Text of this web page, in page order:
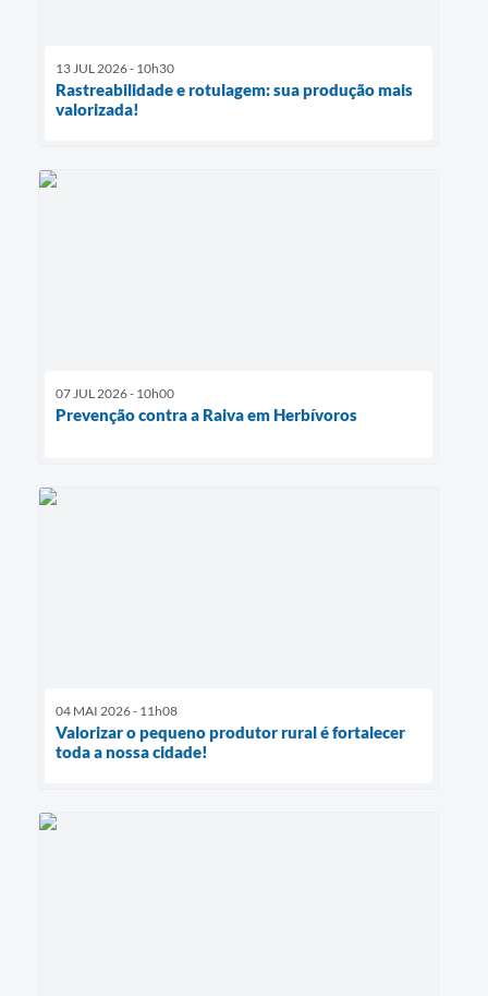
13 JUL 2026 - 10h30
Rastreabilidade e rotulagem: sua produção mais
valorizada!
07 JUL 2026 - 10h00
Prevenção contra a Raiva em Herbívoros
04 MAI 2026 - 11h08
Valorizar o pequeno produtor rural é fortalecer
toda a nossa cidade!